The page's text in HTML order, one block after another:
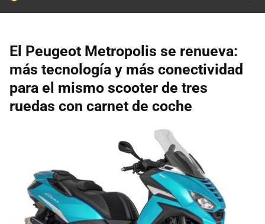
El Peugeot Metropolis se renueva:
más tecnología y más conectividad
para el mismo scooter de tres
ruedas con carnet de coche